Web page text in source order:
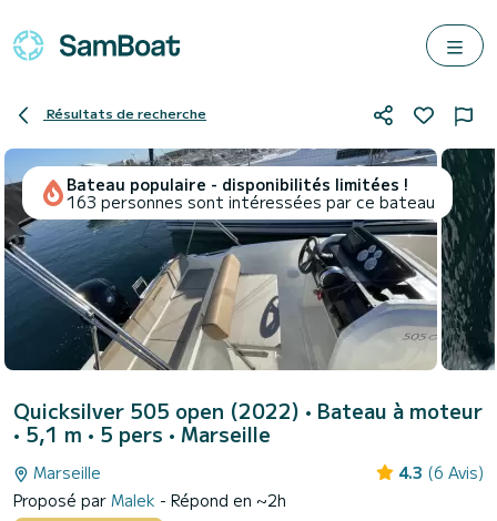
Résultats de recherche
Bateau populaire - disponibilités limitées !
163 personnes sont intéressées par ce bateau
Quicksilver 505 open (2022) • Bateau à moteur
• 5,1 m • 5 pers • Marseille
Marseille 4.3 (6 Avis)
Proposé par Malek - Répond en ~2h